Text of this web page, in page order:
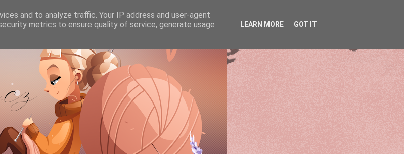
and to analyze traffic. Your IP address and user-agent
metrics to ensure quality of service, generate usage
LEARN MORE GOT IT